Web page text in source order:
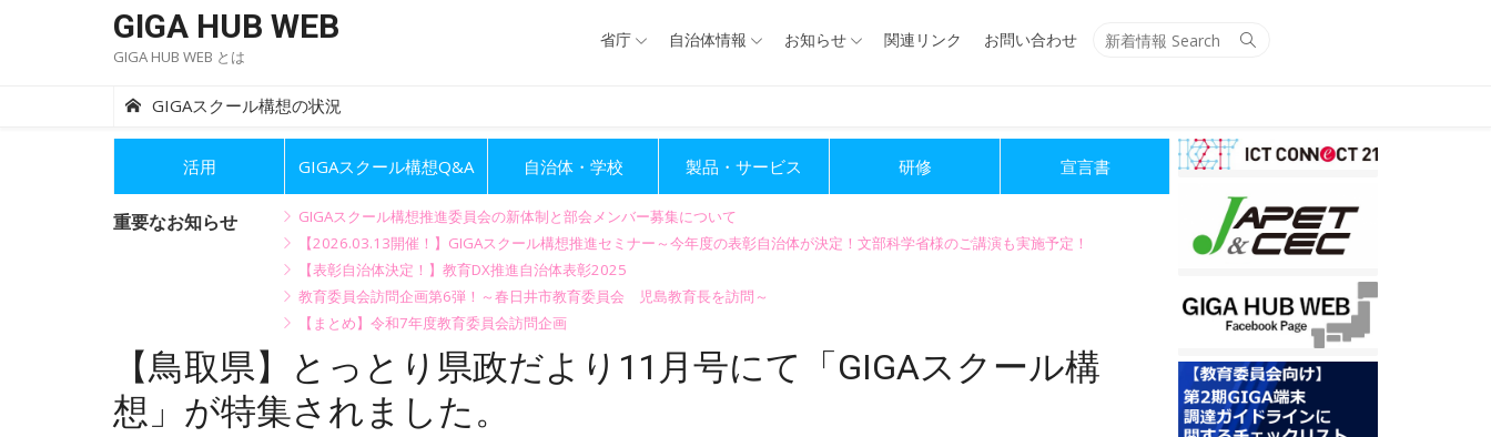
GIGA HUB WEB
GIGA HUB WEB とは
Search
省庁 自治体情報 お知らせ 関連リンク お問い合わせ
GIGAスクール構想の状況
活用 GIGAスクール構想Q&A 自治体・学校 製品・サービス 研修 宣言書
重要なお知らせ
GIGAスクール構想推進委員会の新体制と部会メンバー募集について
【2026.03.13開催！】GIGAスクール構想推進セミナー～今年度の表彰自治体が決定！文部科学省様のご講演も実施予定！
【表彰自治体決定！】教育DX推進自治体表彰2025
教育委員会訪問企画第6弾！～春日井市教育委員会 児島教育長を訪問～
【まとめ】令和7年度教育委員会訪問企画
【鳥取県】とっとり県政だより11月号にて「GIGAスクール構
想」が特集されました。